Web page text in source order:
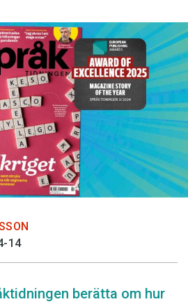
digitalt
14
berätta om hur